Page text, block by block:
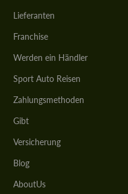
Lieferanten
Franchise
Werden ein Händler
Sport Auto Reisen
Zahlungsmethoden
Gibt
Versicherung
Blog
AboutUs